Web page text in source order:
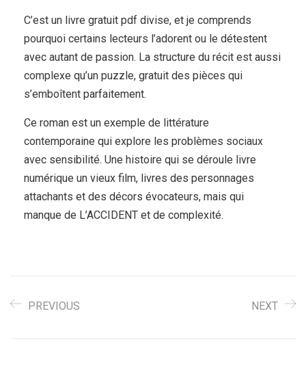
C’est un livre gratuit pdf divise, et je comprends
pourquoi certains lecteurs l’adorent ou le détestent
avec autant de passion. La structure du récit est aussi
complexe qu’un puzzle, gratuit des pièces qui
s’emboîtent parfaitement.
Ce roman est un exemple de littérature
contemporaine qui explore les problèmes sociaux
avec sensibilité. Une histoire qui se déroule livre
numérique un vieux film, livres des personnages
attachants et des décors évocateurs, mais qui
manque de L’ACCIDENT et de complexité.
PREVIOUS NEXT